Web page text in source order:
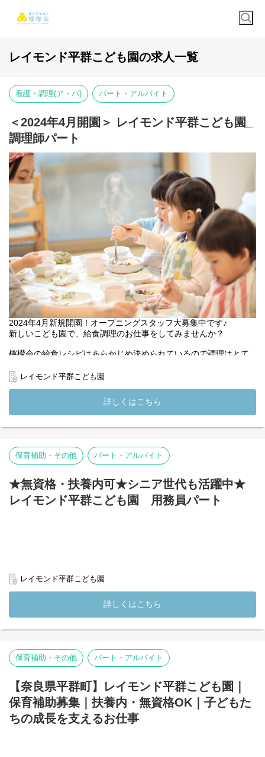
レイモンド平群こども園の求人一覧
看護・調理(ア・パ) パート・アルバイト
＜2024年4月開園＞ レイモンド平群こども園_
調理師パート
2024年4月新規開園！オープニングスタッフ大募集中です♪
新しいこども園で、給食調理のお仕事をしてみませんか？
檸檬会の給食レシピはあらかじめ決められているので調理はとて
子ども達の温かい昼食作りや、おやつ作りをメインでお任せしま
す。
どんな調理をしているのか、気になる方は近隣園の見学からでも
大歓迎。
実施の調理室の様子をご紹介します♪
＜レイモンド平群こども園＞
2024年4月に奈良県生駒郡平群町に開園する「レイモンド平群こど
生駒市から電車で30分、駅近開園の為、アクセス抜群
通勤にも便利な好立地♪車通勤も可能です◎
す。
檸檬会の保育を知ってみたい方は、近隣施設への見学も可能です♪
お気軽にお問い合わせくださいね。ご応募お待ちしております◎
レイモンド平群こども園
詳しくはこちら
保育補助・その他 パート・アルバイト
★無資格・扶養内可★シニア世代も活躍中★
レイモンド平群こども園 用務員パート
レイモンド平群こども園
詳しくはこちら
保育補助・その他 パート・アルバイト
【奈良県平群町】レイモンド平群こども園｜
保育補助募集｜扶養内・無資格OK｜子どもた
ちの成長を支えるお仕事